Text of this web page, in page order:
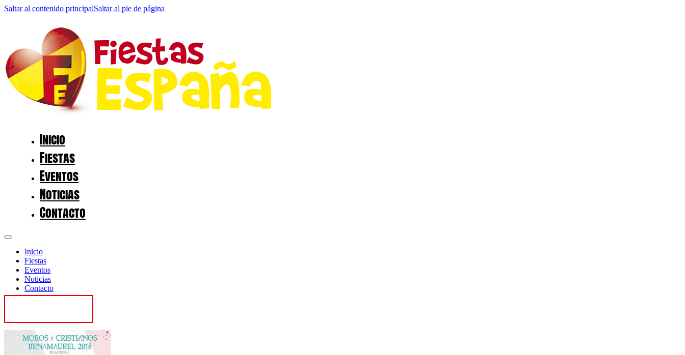
Saltar al contenido principalSaltar al pie de página
Inicio
Fiestas
Eventos
Noticias
Contacto
Inicio
Fiestas
Eventos
Noticias
Contacto